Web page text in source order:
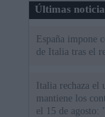
Últimas
España impone
de Italia tras el
Italia rechaza
mantiene los
el 15 de agosto: